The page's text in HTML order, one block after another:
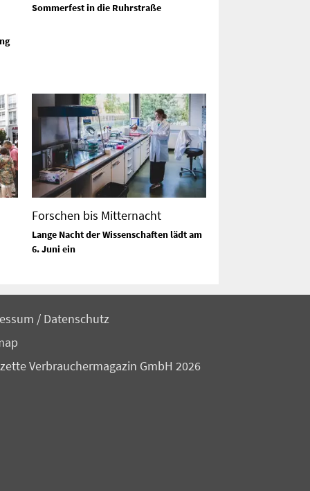
Sommerfest in die Ruhrstraße
Forschen bis Mitternacht
Lange Nacht der Wissenschaften lädt am
6. Juni ein
/ Datenschutz
Verbrauchermagazin GmbH 2026